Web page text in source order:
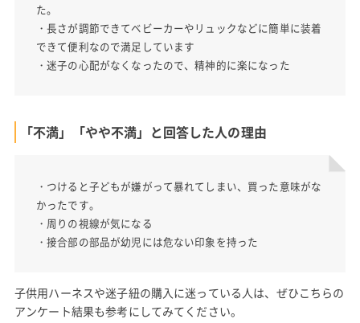
た。
・長さが調節できてベビーカーやリュックなどに簡単に装着
できて便利なので満足しています
・迷子の心配がなくなったので、精神的に楽になった
「不満」「やや不満」と回答した人の理由
・つけると子どもが嫌がって暴れてしまい、買った意味がな
かったです。
・周りの視線が気になる
・接合部の部品が幼児には危ない印象を持った
子供用ハーネスや迷子紐の購入に迷っている人は、ぜひこちらの
アンケート結果も参考にしてみてください。